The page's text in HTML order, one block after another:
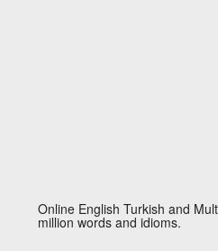
Online English Turkish and
million words and idioms.